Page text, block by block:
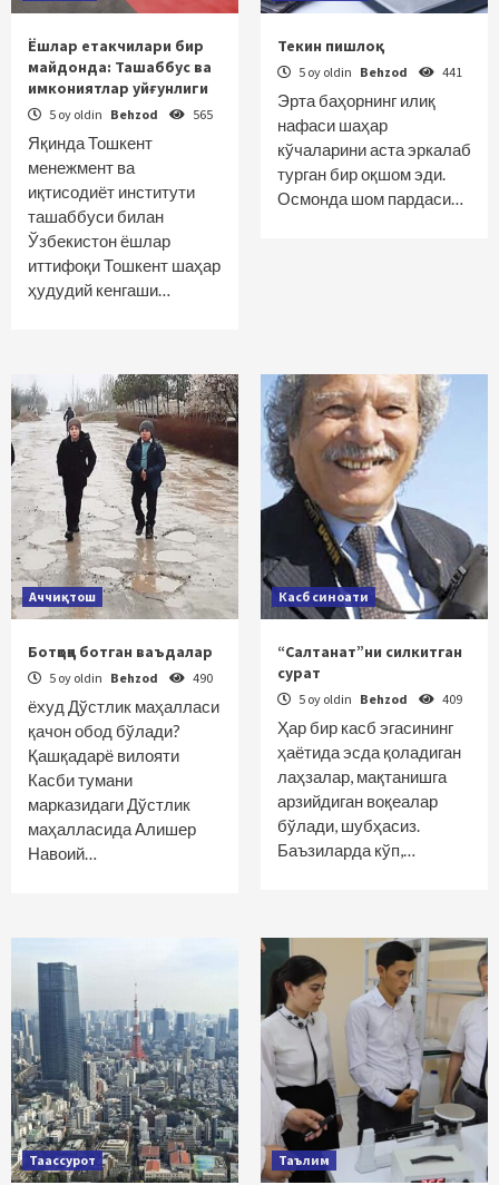
Ёшлар етакчилари бир
майдонда: Ташаббус ва
имкониятлар уйғунлиги
5 oy oldin Behzod 565
Яқинда Тошкент
менежмент ва
иқтисодиёт институти
ташаббуси билан
Ўзбекистон ёшлар
иттифоқи Тошкент шаҳар
ҳудудий кенгаши…
Текин пишлоқ
5 oy oldin Behzod 441
Эрта баҳорнинг илиқ
нафаси шаҳар
кўчаларини аста эркалаб
турган бир оқшом эди.
Осмонда шом пардаси…
Аччиқтош
Ботқоққа ботган ваъдалар
5 oy oldin Behzod 490
ёхуд Дўстлик маҳалласи
қачон обод бўлади?
Қашқадарё вилояти
Касби тумани
марказидаги Дўстлик
маҳалласида Алишер
Навоий…
Касб синоати
“Салтанат”ни силкитган
сурат
5 oy oldin Behzod 409
Ҳар бир касб эгасининг
ҳаётида эсда қоладиган
лаҳзалар, мақтанишга
арзийдиган воқеалар
бўлади, шубҳасиз.
Баъзиларда кўп,…
Таассурот Таълим